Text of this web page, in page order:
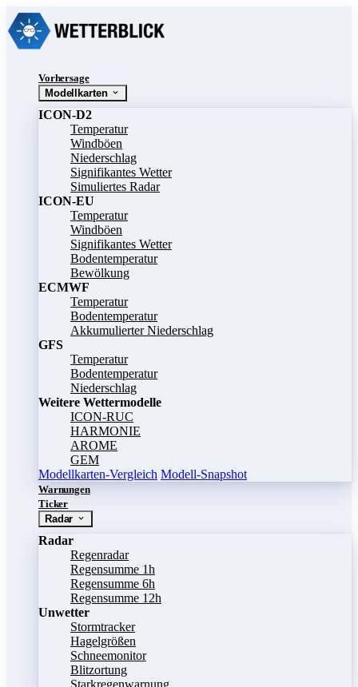
Vorhersage
Modellkarten
ICON-D2
Temperatur
Windböen
Niederschlag
Signifikantes Wetter
Simuliertes Radar
ICON-EU
Temperatur
Windböen
Signifikantes Wetter
Bodentemperatur
Bewölkung
ECMWF
Temperatur
Bodentemperatur
Akkumulierter Niederschlag
GFS
Temperatur
Bodentemperatur
Niederschlag
Weitere Wettermodelle
ICON-RUC
HARMONIE
AROME
GEM
Modellkarten-Vergleich Modell-Snapshot
Warnungen
Ticker
Radar
Radar
Regenradar
Regensumme 1h
Regensumme 6h
Regensumme 12h
Unwetter
Stormtracker
Hagelgrößen
Schneemonitor
Blitzortung
Starkregenwarnung